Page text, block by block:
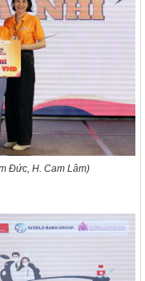
Đức, H. Cam Lâm)